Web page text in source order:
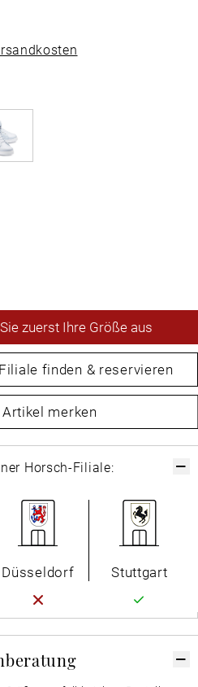
zuerst Ihre Größe aus
finden & reservieren
zuerst Ihre Größe aus
Artikel merken
Horsch-Filiale:
Düsseldorf Stuttgart